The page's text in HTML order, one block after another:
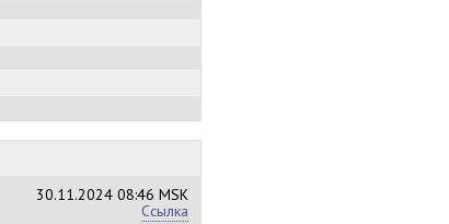
30.11.2024 08:46 MSK
Ссылка